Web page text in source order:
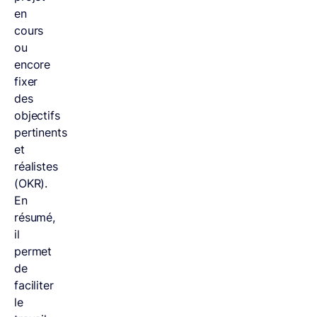
en
cours
ou
encore
fixer
des
objectifs
pertinents
et
réalistes
(OKR).
En
résumé,
il
permet
de
faciliter
le